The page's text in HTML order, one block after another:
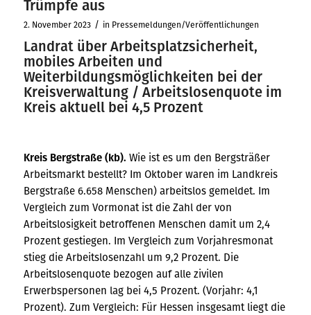
Trümpfe aus
2. November 2023 / in Pressemeldungen/Veröffentlichungen
Landrat über Arbeitsplatzsicherheit,
mobiles Arbeiten und
Weiterbildungsmöglichkeiten bei der
Kreisverwaltung / Arbeitslosenquote im
Kreis aktuell bei 4,5 Prozent
Kreis Bergstraße (kb). Wie ist es um den Bergsträßer
Arbeitsmarkt bestellt? Im Oktober waren im Landkreis
Bergstraße 6.658 Menschen) arbeitslos gemeldet. Im
Vergleich zum Vormonat ist die Zahl der von
Arbeitslosigkeit betroffenen Menschen damit um 2,4
Prozent gestiegen. Im Vergleich zum Vorjahresmonat
stieg die Arbeitslosenzahl um 9,2 Prozent. Die
Arbeitslosenquote bezogen auf alle zivilen
Erwerbspersonen lag bei 4,5 Prozent. (Vorjahr: 4,1
Prozent). Zum Vergleich: Für Hessen insgesamt liegt die